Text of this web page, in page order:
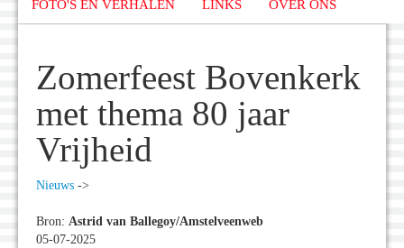
FOTO'S EN VERHALEN LINKS OVER ONS
Zomerfeest Bovenkerk
met thema 80 jaar
Vrijheid
Nieuws ->
Bron: Astrid van Ballegoy/Amstelveenweb
05-07-2025